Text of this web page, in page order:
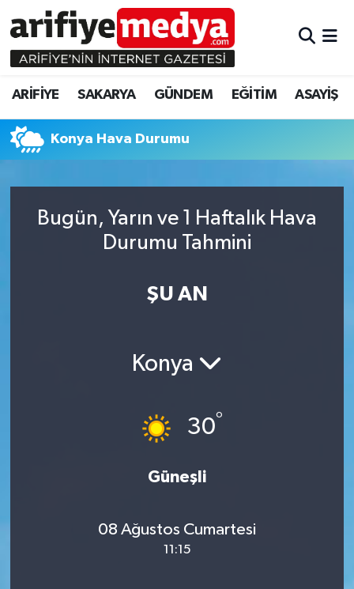
ARİFİYE SAKARYA GÜNDEM EĞİTİM ASAYİŞ
Konya Hava Durumu
Bugün, Yarın ve 1 Haftalık Hava
Durumu Tahmini
ŞU AN
Konya
30°
Güneşli
08 Ağustos Cumartesi
11:15
ARİFİYE
SAKARYA
GÜNDEM
ASAYİŞ
ARİFİYE
GÜNDEM
EĞİTİM
ASAYİŞ
Sakarya Hava Durumu
Sakarya Namaz Vakitleri
Sakarya Trafik Yoğunluk Haritası
Tüm Manşetler